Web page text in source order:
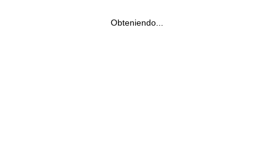
Obteniendo...